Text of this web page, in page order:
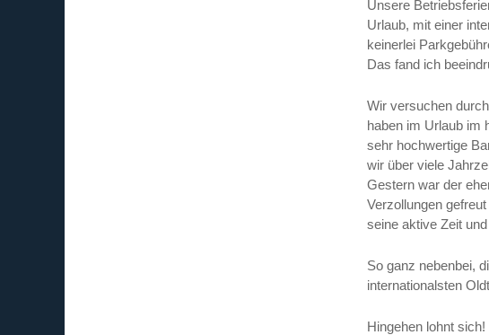
Unsere
Urlaub, mit einer
keinerlei
Das fand ich
Wir versuchen
haben im Urlaub im
sehr hochwertige
wir über viele
Gestern war der
Verzollungen
seine aktive Zeit
So ganz nebenbei,
internationalsten
Hingehen lohnt sich!